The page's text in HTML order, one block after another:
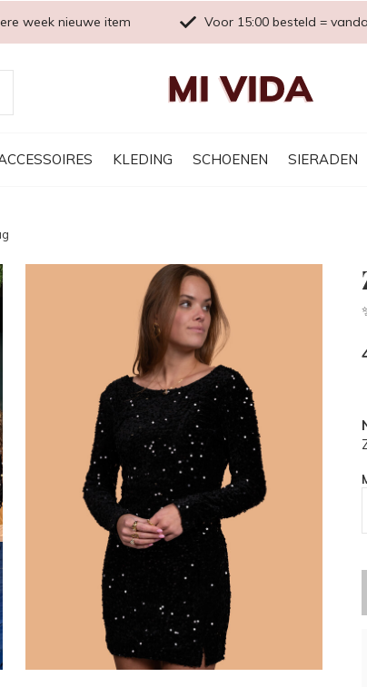
KLEDING SCHOENEN SIERADEN
week nieuwe item Voor 15:00 besteld =